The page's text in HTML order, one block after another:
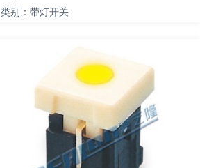
类别：带灯开关